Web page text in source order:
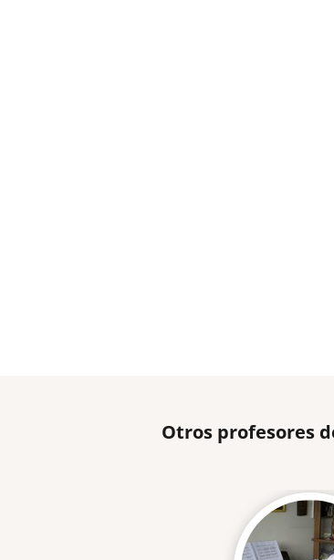
Otros profesores